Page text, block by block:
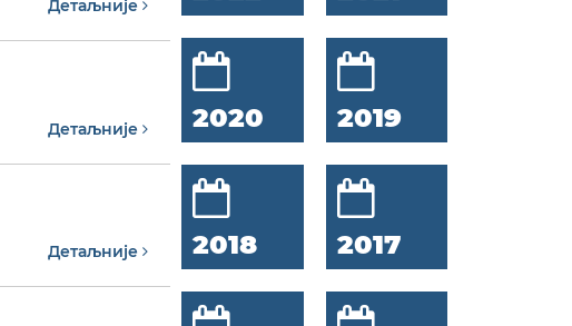
Детаљније
Детаљније
Детаљније
2020 2019
2018 2017